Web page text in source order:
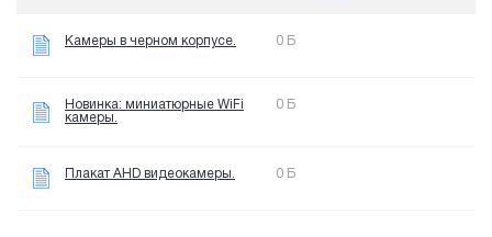
Камеры в черном корпусе. 0 Б
Новинка: миниатюрные WiFi
камеры.
0 Б
Плакат AHD видеокамеры. 0 Б